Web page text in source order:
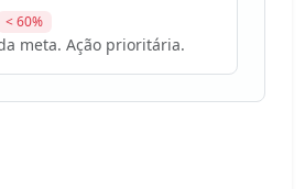
< 60%
meta. Ação prioritária.